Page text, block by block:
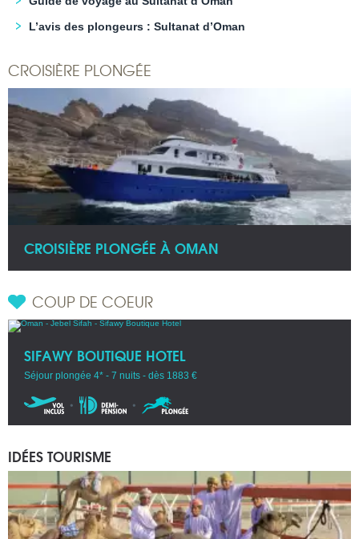
L’avis des plongeurs : Sultanat d’Oman
CROISIÈRE PLONGÉE
CROISIÈRE PLONGÉE À OMAN
COUP DE COEUR
SIFAWY BOUTIQUE HOTEL
Séjour plongée 4* - 7 nuits - dès 1883 €
IDÉES TOURISME